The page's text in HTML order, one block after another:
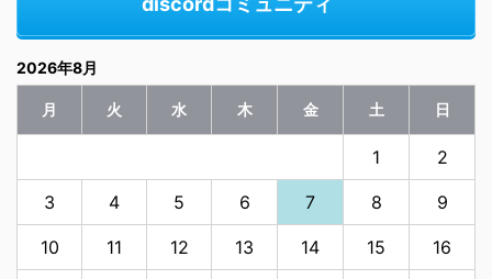
2026年8月
月 火 水 木 金 土 日
1 2
3 4 5 6 7 8 9
10 11 12 13 14 15 16